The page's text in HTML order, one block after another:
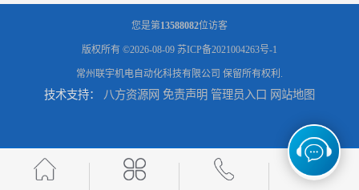
汽车坐垫压纹压花机规格 单头大台面凹凸压花机 现货供应 浙江布料凹凸4d压纹机生产厂家 服装凹凸4d压纹植胶机 经济实惠
您是第13588082位访客
版权所有 ©2026-08-09 苏ICP备2021004263号-1
常州联宇机电自动化科技有限公司 保留所有权利.
技术支持： 八方资源网 免责声明 管理员入口 网站地图